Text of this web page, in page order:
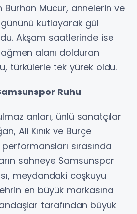
Burhan Mucur, annelerin ve
gününü kutlayarak gül
Akşam saatlerinde ise
alanı dolduran
türkülerle tek yürek oldu.
Ruhu
anları, ünlü sanatçılar
Ali Kınık ve Burçe
sırasında
sahneye Samsunspor
meydandaki coşkuyu
en büyük markasına
tarafından büyük